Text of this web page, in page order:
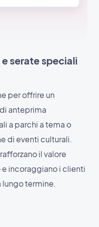
serate speciali
per offrire un
anteprima
a parchi a tema o
di eventi culturali.
il valore
incoraggiano i clienti
lungo termine.